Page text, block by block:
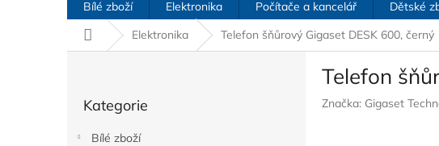
Bílé zboží Elektronika Počítače a kancelář Dětské
Domů
Elektronika Telefon šňůrový Gigaset DESK 600, černý
kategorie
Kategorie
Bílé zboží
Telefon
Značka: Gigaset